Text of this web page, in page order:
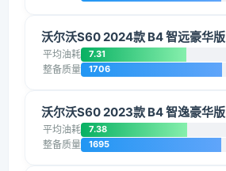
沃尔沃S60 2024款 B4 智远豪华版
平均油耗 7.31
整备质量 1706
沃尔沃S60 2023款 B4 智逸豪华版
平均油耗 7.38
整备质量 1695